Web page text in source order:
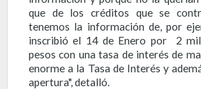
que de los créditos que se
tenemos la información de, por
inscribió el 14 de Enero por 2
pesos con una tasa de interés de
enorme a la Tasa de Interés y
apertura", detalló.